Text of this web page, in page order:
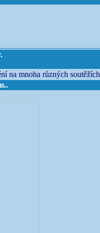
na mnoha různých soutěžích